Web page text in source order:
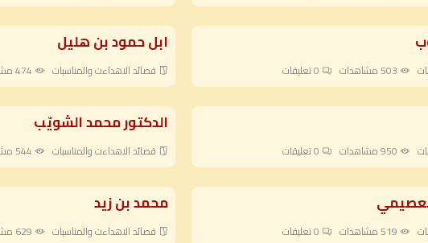
503 مشاهدات تعليقات
ابل حمود بن هليل
قصائد الاهداءت والمناسبات 474 مشاهدات
950 مشاهدات تعليقات
الدكتور محمد الشويّب
قصائد الاهداءت والمناسبات 544 مشاهدات
519 مشاهدات تعليقات
محمد بن زيد
قصائد الاهداءت والمناسبات 629 مشاهدات